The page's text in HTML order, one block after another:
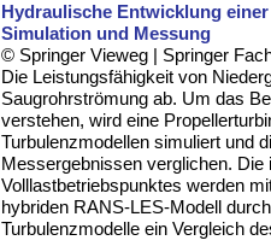
Hydraulische Entwicklung
Simulation und Messung
© Springer Vieweg | Springer
Die Leistungsfähigkeit von
Saugrohrströmung ab. Um das
verstehen, wird eine
Turbulenzmodellen simuliert und
Messergebnissen verglichen.
Volllastbetriebspunktes werden
hybriden RANS-LES-Modell
Turbulenzmodelle ein Vergleich